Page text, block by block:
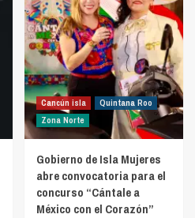
Cancún isla
Quintana Roo
Zona Norte
Gobierno de Isla Mujeres
abre convocatoria para el
concurso “Cántale a
México con el Corazón”